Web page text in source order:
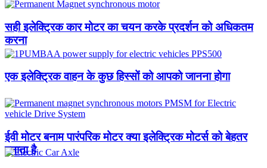
सही इलेक्ट्रिक कार मोटर का चयन करके प्रदर्शन को अधिकतम
करना
एक इलेक्ट्रिक वाहन के कुछ हिस्सों को आपको जानना होगा
ईवी मोटर बनाम पारंपरिक मोटर क्या इलेक्ट्रिक मोटर्स को बेहतर
बनाता है